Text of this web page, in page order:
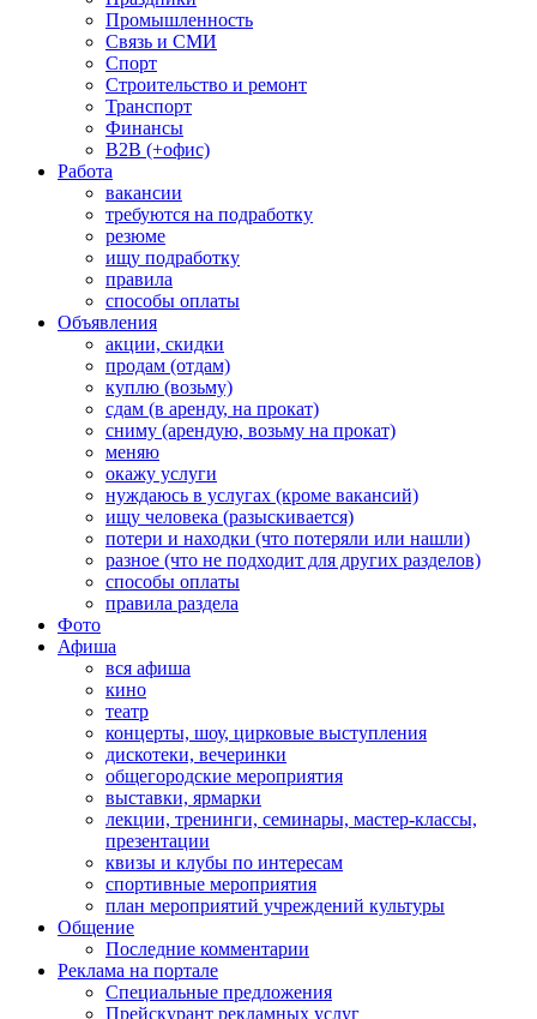
Промышленность
Связь и СМИ
Спорт
Строительство и ремонт
Транспорт
Финансы
B2B (+офис)
Работа
вакансии
требуются на подработку
резюме
ищу подработку
правила
способы оплаты
Объявления
акции, скидки
продам (отдам)
куплю (возьму)
сдам (в аренду, на прокат)
сниму (арендую, возьму на прокат)
меняю
окажу услуги
нуждаюсь в услугах (кроме вакансий)
ищу человека (разыскивается)
потери и находки (что потеряли или нашли)
разное (что не подходит для других разделов)
способы оплаты
правила раздела
Фото
Афиша
вся афиша
кино
театр
концерты, шоу, цирковые выступления
дискотеки, вечеринки
общегородские мероприятия
выставки, ярмарки
лекции, тренинги, семинары, мастер-классы,
презентации
квизы и клубы по интересам
спортивные мероприятия
план мероприятий учреждений культуры
Общение
Последние комментарии
Реклама на портале
Специальные предложения
Прейскурант рекламных услуг